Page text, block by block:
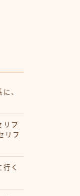
、
リフ
リフ
く